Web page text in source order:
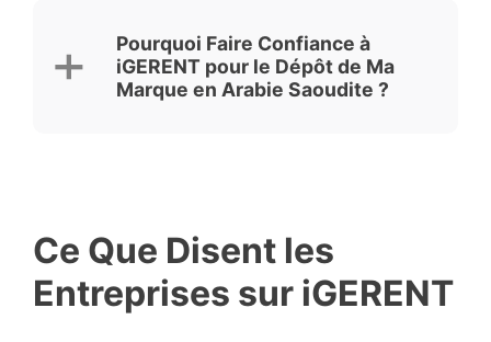
Pourquoi Faire Confiance à
iGERENT pour le Dépôt de Ma
Marque en Arabie Saoudite ?
Ce Que Disent les
Entreprises sur iGERENT